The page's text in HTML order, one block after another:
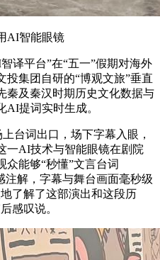
AI智能眼镜
平台”在“五一”假期对海外
集团自研的“博观文旅”垂直
秦及秦汉时期历史文化数据与
AI提词实时生成。
台词出口，场下字幕入眼，
一AI技术与智能眼镜在剧院
众能够“秒懂”文言台词
解，字幕与舞台画面毫秒级
了解了这部演出和这段历
感叹说。